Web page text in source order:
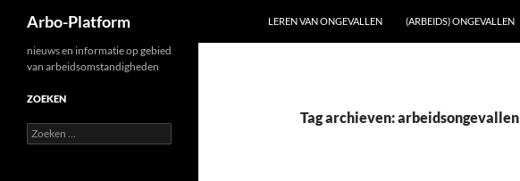
Arbo-Platform LEREN VAN ONGEVALLEN (ARBEIDS) ONGEVALLEN
Tag archieven: arbeidsongevallen
nieuws en informatie op gebied
van arbeidsomstandigheden
ZOEKEN
Zoeken
naar: